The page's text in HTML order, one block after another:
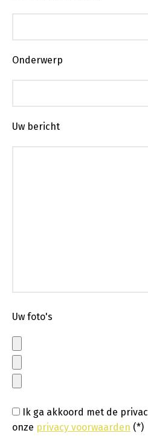
Onderwerp
Uw bericht
Uw foto's
Ik ga akkoord met de
onze privacy voorwaarden (*)